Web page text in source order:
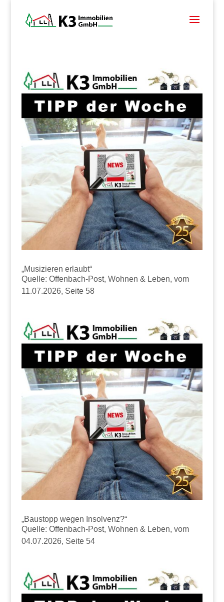
„Musizieren erlaubt“
Quelle: Offenbach-Post, Wohnen & Leben, vom
11.07.2026, Seite 58
„Baustopp wegen Insolvenz?“
Quelle: Offenbach-Post, Wohnen & Leben, vom
04.07.2026, Seite 54